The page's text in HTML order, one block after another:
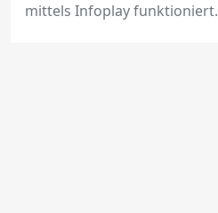
mittels Infoplay funktioniert.